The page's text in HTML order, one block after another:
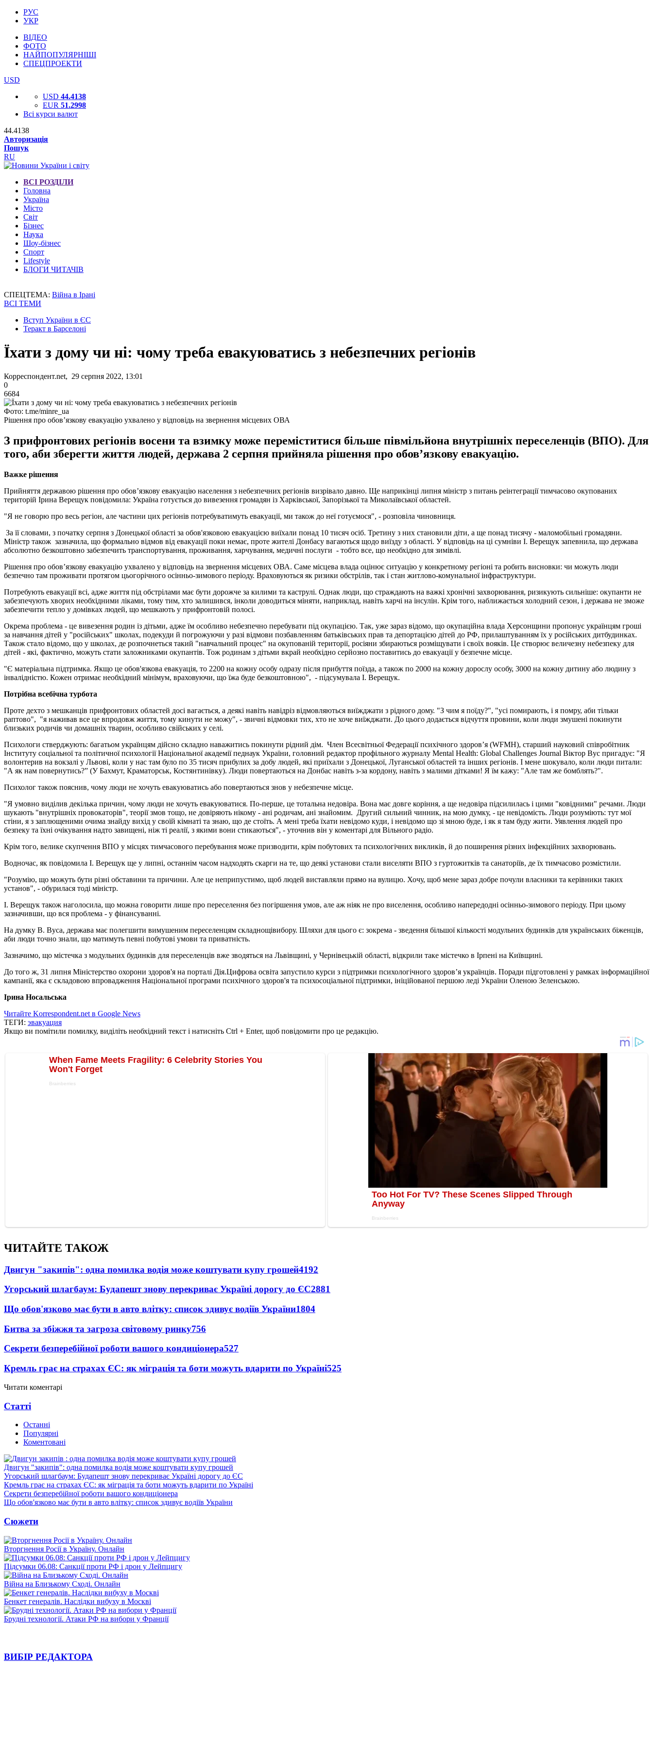
РУС
УКР
ВІДЕО
ФОТО
НАЙПОПУЛЯРНІШІ
СПЕЦПРОЕКТИ
USD
USD 44.4138
EUR 51.2998
Всі курси валют
44.4138
Авторизація
Пошук
RU
ВСІ РОЗДІЛИ
Головна
Україна
Місто
Світ
Бізнес
Наука
Шоу-бізнес
Спорт
Lifestyle
БЛОГИ ЧИТАЧІВ
СПЕЦТЕМА: Війна в Ірані
ВСІ ТЕМИ
Вступ України в ЄС
Теракт в Барселоні
Їхати з дому чи ні: чому треба евакуюватись з небезпечних регіонів
Корреспондент.net, 29 серпня 2022, 13:01
0
6684
Фото: t.me/minre_ua
Рішення про обов’язкову евакуацію ухвалено у відповідь на звернення місцевих ОВА
З прифронтових регіонів восени та взимку може переміститися більше півмільйона внутрішніх переселенців (ВПО). Для
того, аби зберегти життя людей, держава 2 серпня прийняла рішення про обов’язкову евакуацію.
Важке рішення
Прийняття державою рішення про обов’язкову евакуацію населення з небезпечних регіонів визрівало давно. Ще наприкінці липня міністр з питань реінтеграції тимчасово окупованих
територій Ірина Верещук повідомила: Україна готується до вивезення громадян із Харківської, Запорізької та Миколаївської областей.
"Я не говорю про весь регіон, але частини цих регіонів потребуватимуть евакуації, ми також до неї готуємося", - розповіла чиновниця.
За її словами, з початку серпня з Донецької області за обов'язковою евакуацією виїхали понад 10 тисяч осіб. Третину з них становили діти, а ще понад тисячу - маломобільні громадяни.
Міністр також зазначила, що формально відмов від евакуації поки немає, проте жителі Донбасу вагаються щодо виїзду з області. У відповідь на ці сумніви І. Верещук запевнила, що держава
абсолютно безкоштовно забезпечить транспортування, проживання, харчування, медичні послуги - тобто все, що необхідно для зимівлі.
Рішення про обов’язкову евакуацію ухвалено у відповідь на звернення місцевих ОВА. Саме місцева влада оцінює ситуацію у конкретному регіоні та робить висновки: чи можуть люди
безпечно там проживати протягом цьогорічного осінньо-зимового періоду. Враховуються як ризики обстрілів, так і стан житлово-комунальної інфраструктури.
Потребують евакуації всі, адже життя під обстрілами має бути дорожче за килими та каструлі. Однак люди, що страждають на важкі хронічні захворювання, ризикують сильніше: окупанти не
забезпечують хворих необхідними ліками, тому тим, хто залишився, інколи доводиться міняти, наприклад, навіть харчі на інсулін. Крім того, наближається холодний сезон, і держава не зможе
забезпечити тепло у домівках людей, що мешкають у прифронтовій полосі.
Окрема проблема - це вивезення родин із дітьми, адже їм особливо небезпечно перебувати під окупацією. Так, уже зараз відомо, що окупаційна влада Херсонщини пропонує українцям гроші
за навчання дітей у "російських" школах, подекуди й погрожуючи у разі відмови позбавленням батьківських прав та депортацією дітей до РФ, прилаштуванням їх у російських дитбудинках.
Також стало відомо, що у школах, де розпочнеться такий "навчальний процес" на окупованій території, росіяни збираються розміщувати і своїх вояків. Це створює величезну небезпеку для
дітей - які, фактично, можуть стати заложниками окупантів. Тож родинам з дітьми вкрай необхідно серйозно поставитись до евакуації у безпечне місце.
"Є матеріальна підтримка. Якщо це обов'язкова евакуація, то 2200 на кожну особу одразу після прибуття поїзда, а також по 2000 на кожну дорослу особу, 3000 на кожну дитину або людину з
інвалідністю. Кожен отримає необхідний мінімум, враховуючи, що їжа буде безкоштовною", - підсумувала І. Верещук.
Потрібна всебічна турбота
Проте дехто з мешканців прифронтових областей досі вагається, а деякі навіть навідріз відмовляються виїжджати з рідного дому. "З чим я поїду?", "усі помирають, і я помру, аби тільки
раптово", "я наживав все це впродовж життя, тому кинути не можу", - звичні відмовки тих, хто не хоче виїжджати. До цього додається відчуття провини, коли люди змушені покинути
близьких родичів чи домашніх тварин, особливо свійських у селі.
Психологи стверджують: багатьом українцям дійсно складно наважитись покинути рідний дім. Член Всесвітньої Федерації психічного здоров’я (WFMH), старший науковий співробітник
Інституту соціальної та політичної психології Національної академії педнаук України, головний редактор профільного журналу Mental Health: Global Challenges Journal Віктор Вус пригадує: "Я
волонтерив на вокзалі у Львові, коли у нас там було по 35 тисяч прибулих за добу людей, які приїхали з Донецької, Луганської областей та інших регіонів. І мене шокувало, коли люди питали:
"А як нам повернутись?” (У Бахмут, Краматорськ, Костянтинівку). Люди повертаються на Донбас навіть з-за кордону, навіть з малими дітками! Я їм кажу: "Але там же бомблять?".
Психолог також пояснив, чому люди не хочуть евакуюватись або повертаються знов у небезпечне місце.
"Я умовно виділив декілька причин, чому люди не хочуть евакуюватися. По-перше, це тотальна недовіра. Вона має довге коріння, а ще недовіра підсилилась і цими "ковідними" речами. Люди
шукають "внутрішніх провокаторів", теорії змов тощо, не довіряють нікому - ані родичам, ані знайомим. Другий сильний чинник, на мою думку, - це невідомість. Люди розуміють: тут мої
стіни, я з заплющеними очима знайду вихід у своїй кімнаті та знаю, що де стоїть. А мені треба їхати невідомо куди, і невідомо що зі мною буде, і як я там буду жити. Уявлення людей про
безпеку та їхні очікування надто завищені, ніж ті реалії, з якими вони стикаються", - уточнив він у коментарі для Вільного радіо.
Крім того, велике скупчення ВПО у місцях тимчасового перебування може призводити, крім побутових та психологічних викликів, й до поширення різних інфекційних захворювань.
Водночас, як повідомила І. Верещук ще у липні, останнім часом надходять скарги на те, що деякі установи стали виселяти ВПО з гуртожитків та санаторіїв, де їх тимчасово розмістили.
"Розумію, що можуть бути різні обставини та причини. Але це неприпустимо, щоб людей виставляли прямо на вулицю. Хочу, щоб мене зараз добре почули власники та керівники таких
установ", - обурилася тоді міністр.
І. Верещук також наголосила, що можна говорити лише про переселення без погіршення умов, але аж ніяк не про виселення, особливо напередодні осінньо-зимового періоду. При цьому
зазначивши, що вся проблема - у фінансуванні.
На думку В. Вуса, держава має полегшити вимушеним переселенцям складнощівибору. Шляхи для цього є: зокрема - зведення більшої кількості модульних будинків для українських біженців,
аби люди точно знали, що матимуть певні побутові умови та приватність.
Зазначимо, що містечка з модульних будинків для переселенців вже зводяться на Львівщині, у Чернівецькій області, відкрили таке містечко в Ірпені на Київщині.
До того ж, 31 липня Міністерство охорони здоров'я на порталі Дія.Цифрова освіта запустило курси з підтримки психологічного здоров’я українців. Поради підготовлені у рамках інформаційної
кампанії, яка є складовою впровадження Національної програми психічного здоров'я та психосоціальної підтримки, ініційованої першою леді України Оленою Зеленською.
Ірина Носальська
Читайте Korrespondent.net в Google News
ТЕГИ: эвакуация
Якщо ви помітили помилку, виділіть необхідний текст і натисніть Ctrl + Enter, щоб повідомити про це редакцію.
ЧИТАЙТЕ ТАКОЖ
Двигун "закипів": одна помилка водія може коштувати купу грошей4192
Угорський шлагбаум: Будапешт знову перекриває Україні дорогу до ЄС2881
Що обов'язково має бути в авто влітку: список здивує водіїв України1804
Битва за збіжжя та загроза світовому ринку756
Секрети безперебійної роботи вашого кондиціонера527
Кремль грає на страхах ЄС: як міграція та боти можуть вдарити по Україні525
Читати коментарі
Статті
Останні
Популярні
Коментовані
Двигун "закипів": одна помилка водія може коштувати купу грошей
Угорський шлагбаум: Будапешт знову перекриває Україні дорогу до ЄС
Кремль грає на страхах ЄС: як міграція та боти можуть вдарити по Україні
Секрети безперебійної роботи вашого кондиціонера
Що обов'язково має бути в авто влітку: список здивує водіїв України
Сюжети
Вторгнення Росії в Україну. Онлайн
Підсумки 06.08: Санкції проти РФ і дрон у Лейпцигу
Війна на Близькому Сході. Онлайн
Бенкет генералів. Наслідки вибуху в Москві
Брудні технології. Атаки РФ на вибори у Франції
ВИБІР РЕДАКТОРА